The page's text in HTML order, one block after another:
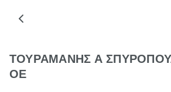
ΤΟΥΡΑΜΑΝΗΣ Α
ΟΕ